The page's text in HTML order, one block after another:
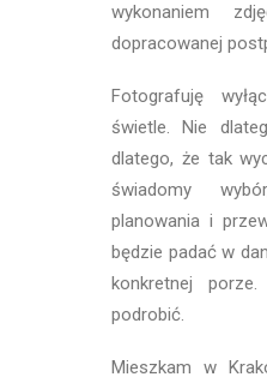
wykonaniem
dopracowanej
Fotografuję
świetle. Nie
dlatego, że tak
świadomy
planowania i
będzie padać w
konkretnej
podrobić.
Mieszkam w